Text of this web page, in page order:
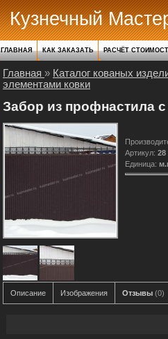
Кузнечный
ГЛАВНАЯ КАК ЗАКАЗАТЬ РАСЧЁТ
Главная » Каталог кованых
элементами ковки
Забор из профнастила
Артикул: 28
Единица:
Описание Изображения Отзывы (0)